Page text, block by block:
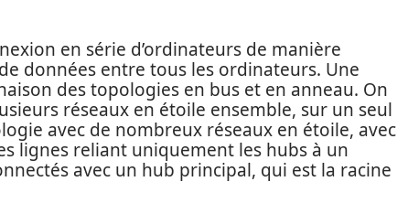
en série d’ordinateurs de manière
données entre tous les ordinateurs. Une
des topologies en bus et en anneau. On
réseaux en étoile ensemble, sur un seul
avec de nombreux réseaux en étoile, avec
lignes reliant uniquement les hubs à un
avec un hub principal, qui est la racine